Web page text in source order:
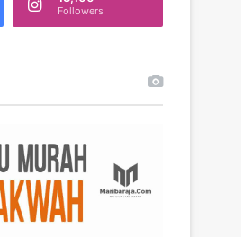
k
:
Followers